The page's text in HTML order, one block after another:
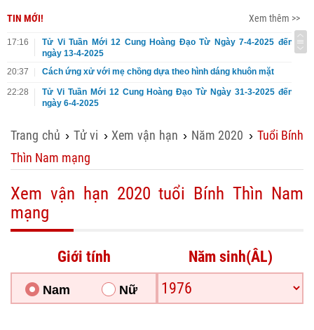
TIN MỚI! Xem thêm >>
17:16
Tử Vi Tuần Mới 12 Cung Hoàng Đạo Từ Ngày 7-4-2025 đến
ngày 13-4-2025
20:37
Cách ứng xử với mẹ chồng dựa theo hình dáng khuôn mặt
22:28
Tử Vi Tuần Mới 12 Cung Hoàng Đạo Từ Ngày 31-3-2025 đến
ngày 6-4-2025
Trang chủ › Tử vi ›Xem vận hạn › Năm 2020 › Tuổi Bính
Thìn Nam mạng
Xem vận hạn 2020 tuổi Bính Thìn Nam
mạng
Giới tính
Nam Nữ
Năm sinh(ÂL)